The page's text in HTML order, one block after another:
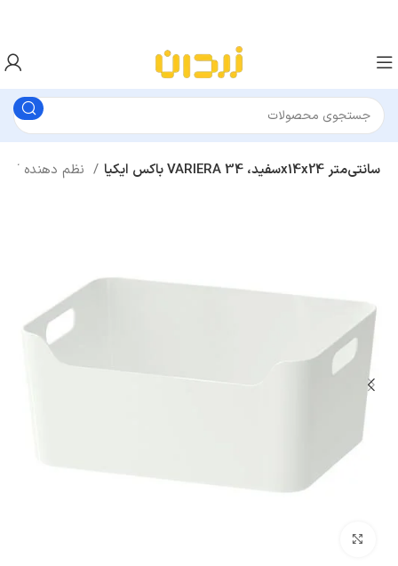
باکس ایکیا VARIERA سفید، 34x14x24 سانتی‌متر